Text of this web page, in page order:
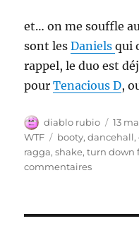
et… on me souffle
sont lesDanielsqui
rappel, le duo est
pourTenacious D,
Auteur
diablo rubio
le
13
WTF
Étiquettes
booty,dancehall,
ragga,shake,turn down
commentairessur